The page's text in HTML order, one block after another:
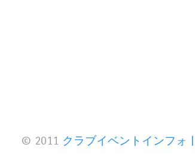
© 2011 クラブイベントインフォ